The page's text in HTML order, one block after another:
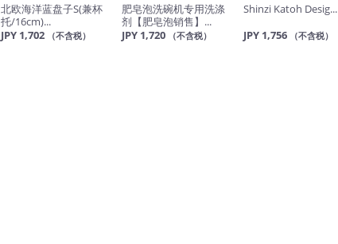
北欧海洋蓝盘子S(兼杯
托/16cm)...
JPY 1,702
（不含税）
肥皂泡洗碗机专用洗涤
剂【肥皂泡销售】...
JPY 1,720
（不含税）
Shinzi Katoh Desig...
JPY 1,756
（不含税）